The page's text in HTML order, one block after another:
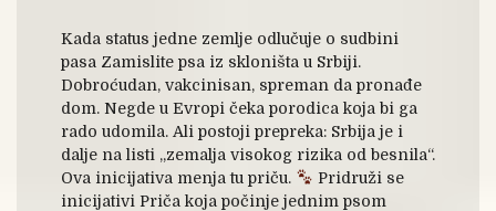
Kada status jedne zemlje odlučuje o sudbini
pasa Zamislite psa iz skloništa u Srbiji.
Dobroćudan, vakcinisan, spreman da pronađe
dom. Negde u Evropi čeka porodica koja bi ga
rado udomila. Ali postoji prepreka: Srbija je i
dalje na listi „zemalja visokog rizika od besnila“.
Ova inicijativa menja tu priču.
Pridruži se
inicijativi Priča koja počinje jednim psom